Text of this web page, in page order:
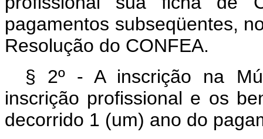
pagamentos subseqüentes,
Resolução do CONFEA.
§ 2º - A inscrição na
inscrição profissional e os
decorrido 1 (um) ano do